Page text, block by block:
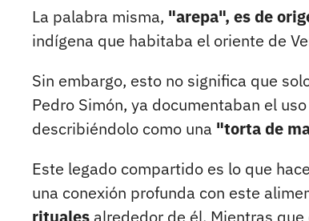
La palabra misma, "arepa", es de
indígena que habitaba el oriente de
Sin embargo, esto no significa que
Pedro Simón, ya documentaban el
describiéndolo como una "torta de
Este legado compartido es lo que
una conexión profunda con este